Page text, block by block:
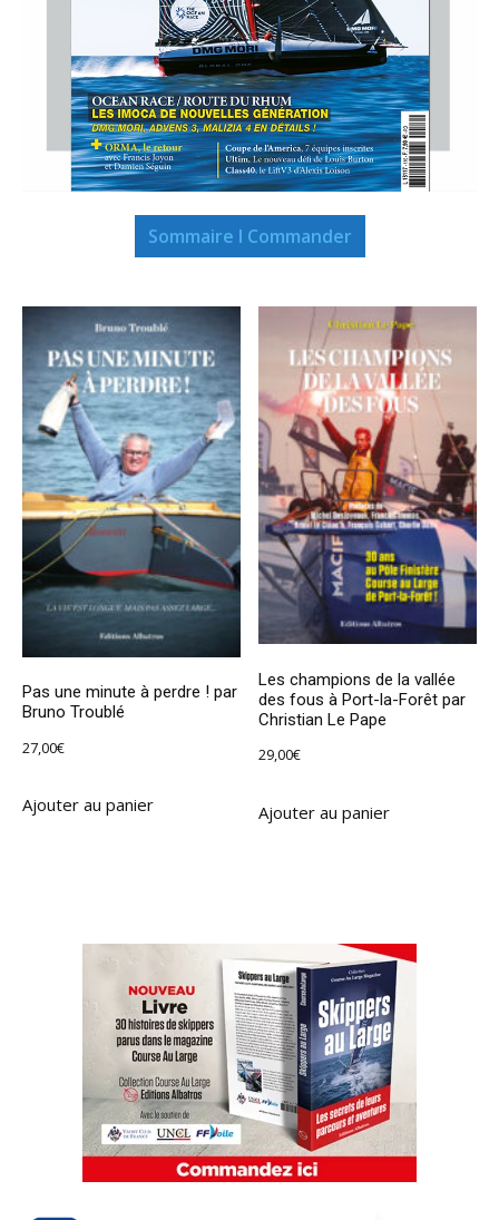
Sommaire I Commander
Pas une minute à perdre ! par
Bruno Troublé
27,00€
Ajouter au panier
Les champions de la vallée
des fous à Port-la-Forêt par
Christian Le Pape
29,00€
Ajouter au panier